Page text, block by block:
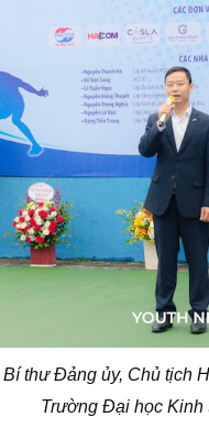
Bí thư Đảng ủy, Chủ tịch
Trường Đại học Kinh